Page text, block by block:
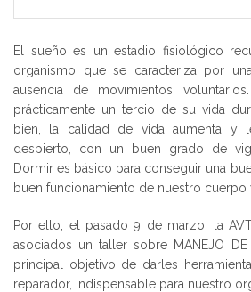
El sueño es un estadio fisiológico
organismo que se caracteriza por
ausencia de movimientos
prácticamente un tercio de su vida
bien, la calidad de vida aumenta y
despierto, con un buen grado de
Dormir es básico para conseguir una
buen funcionamiento de nuestro cuerpo
Por ello, el pasado 9 de marzo, la
asociados un taller sobre MANEJO
principal objetivo de darles
reparador, indispensable para nuestro